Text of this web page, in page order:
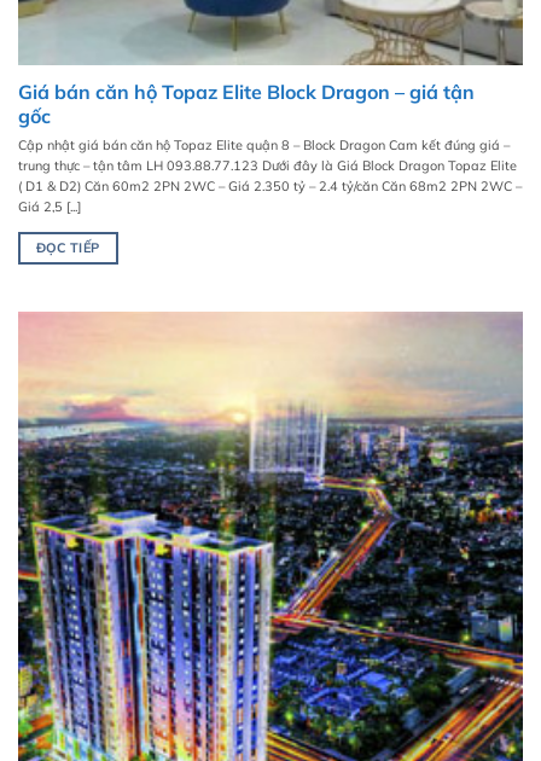
Giá bán căn hộ Topaz Elite Block Dragon – giá tận
gốc
Cập nhật giá bán căn hộ Topaz Elite quận 8 – Block Dragon Cam kết đúng giá –
trung thực – tận tâm LH 093.88.77.123 Dưới đây là Giá Block Dragon Topaz Elite
( D1 & D2) Căn 60m2 2PN 2WC – Giá 2.350 tỷ – 2.4 tỷ/căn Căn 68m2 2PN 2WC –
Giá 2,5 [...]
ĐỌC TIẾP